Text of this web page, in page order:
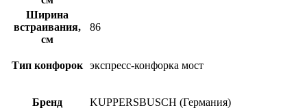
Ширина
встраивания,
см
86
Тип конфорок экспресс-конфорка мост
Бренд KUPPERSBUSCH (Германия)